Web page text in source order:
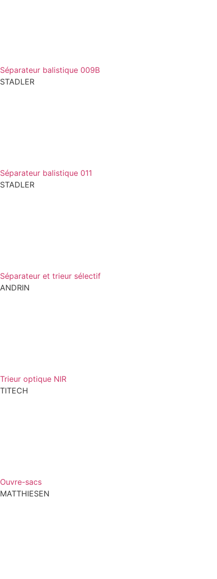
Séparateur balistique 009B
STADLER
Séparateur balistique 011
STADLER
Séparateur et trieur sélectif
ANDRIN
Trieur optique NIR
TITECH
Ouvre-sacs
MATTHIESEN